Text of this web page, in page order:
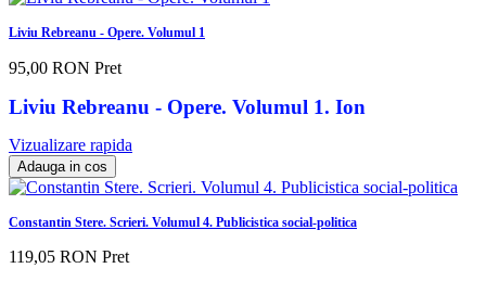
Liviu Rebreanu - Opere. Volumul 1
95,00 RON Pret
Liviu Rebreanu - Opere. Volumul 1. Ion
Vizualizare rapida
Adauga in cos
Constantin Stere. Scrieri. Volumul 4. Publicistica social-politica
119,05 RON Pret